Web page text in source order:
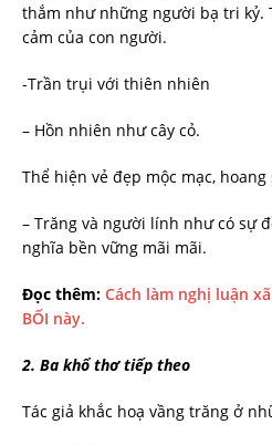
thắm như những người bạ tri kỷ.
cảm của con người.
-Trần trụi với thiên nhiên
– Hồn nhiên như cây cỏ.
Thể hiện vẻ đẹp mộc mạc, hoang
– Trăng và người lính như có sự
nghĩa bền vững mãi mãi.
Đọc thêm: Cách làm nghị luận
BỐI này.
2. Ba khổ thơ tiếp theo
Tác giả khắc hoạ vầng trăng ở